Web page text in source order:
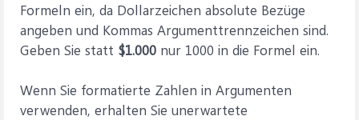
Formeln ein, da Dollarzeichen absolute Bezüge
angeben und Kommas Argumenttrennzeichen sind.
Geben Sie statt $1.000 nur 1000 in die Formel ein.
Wenn Sie formatierte Zahlen in Argumenten
verwenden, erhalten Sie unerwartete